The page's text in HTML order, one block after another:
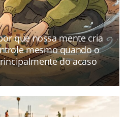
que nossa mente cria
mesmo quando o
do acaso